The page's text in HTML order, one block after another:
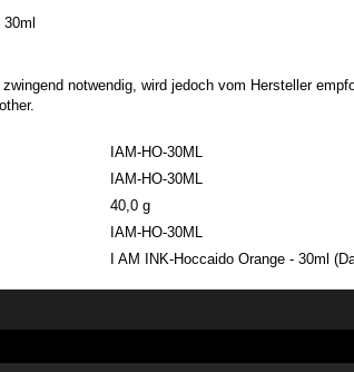
30ml
notwendig, wird jedoch vom Hersteller
IAM-HO-30ML
IAM-HO-30ML
40,0 g
IAM-HO-30ML
I AM INK-Hoccaido Orange - 30ml